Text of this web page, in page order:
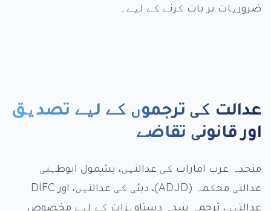
ضروریات پر بات کرنے کے لیے۔
عدالت کی ترجموں کے لیے تصدیق
اور قانونی تقاضے
متحدہ عرب امارات کی عدالتیں، بشمول ابوظہبی
عدالتی محکمہ (ADJD)، دبئی کی عدالتیں، اور DIFC
عدالتیں، ترجمہ شدہ دستاویزات کے لیے مخصوص